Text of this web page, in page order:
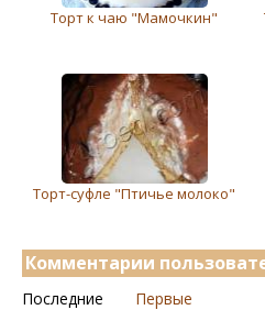
Торт к чаю "Мамочкин"
Торт-суфле "Птичье молоко"
Комментарии
Последние Первые